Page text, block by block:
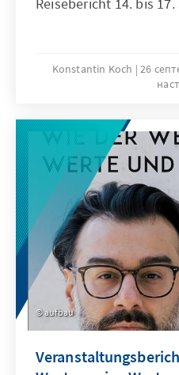
Reisebericht 14. bis
Konstantin Koch 26
aufbau